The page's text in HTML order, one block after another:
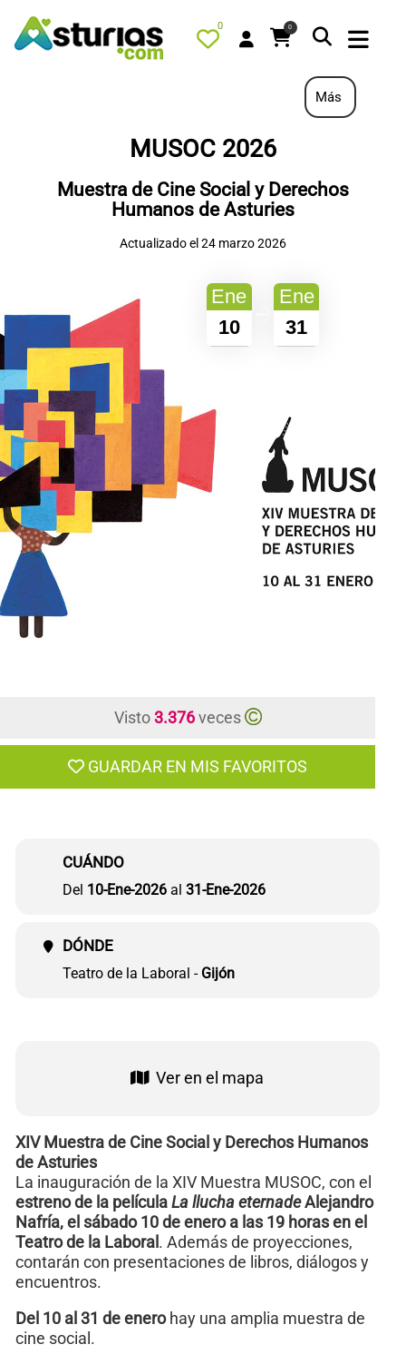
0 0
QUÉ HACER
TURISMO ACTIVO
TIENDA
AGENDA
OFERTAS
CONTACTO
Más
MUSOC 2026
Muestra de Cine Social y Derechos
Humanos de Asturies
Actualizado el 24 marzo 2026
Ene
10
Ene
31
Visto3.376 veces
GUARDAR EN MIS FAVORITOS
CUÁNDO
Del 10-Ene-2026 al 31-Ene-2026
DÓNDE
Teatro de la Laboral - Gijón
Ver en el mapa
XIV Muestra de Cine Social y Derechos Humanos
de Asturies
La inauguración de la XIV Muestra MUSOC, con el
estreno de la películaLa llucha eternadeAlejandro
Nafría, el sábado 10 de enero a las 19 horas en el
Teatro de la Laboral . Además de proyecciones,
contarán con presentaciones de libros, diálogos y
encuentros.
Del 10 al 31 de enerohay una amplia muestra de
cine social.